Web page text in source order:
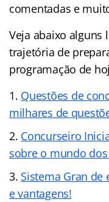
comentadas e
Veja abaixo alguns
trajetória de
programação de
Questões de
milhares de
Concurseiro
sobre o mundo
Sistema Gran de
e vantagens!